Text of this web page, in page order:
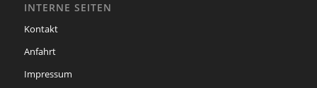
INTERNE SEITEN
Kontakt
Anfahrt
Impressum